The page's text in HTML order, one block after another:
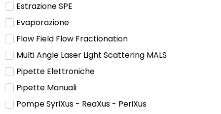
Estrazione SPE
Evaporazione
Flow Field Flow Fractionation
Multi Angle Laser Light Scattering MALS
Pipette Elettroniche
Pipette Manuali
Pompe SyriXus - ReaXus - PeriXus